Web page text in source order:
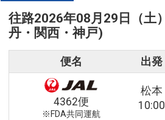
往路2026年08月29日（土）
丹・関西・神戸)
便名 出発
4362便
※FDA共同運航
松本
10:00